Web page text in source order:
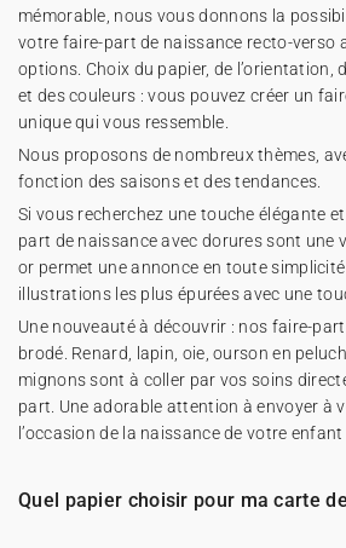
mémorable, nous vous donnons la
votre faire-part de naissance recto-verso
options. Choix du papier, de l’orientation,
et des couleurs : vous pouvez créer un
unique qui vous ressemble.
Nous proposons de nombreux thèmes,
fonction des saisons et des tendances.
Si vous recherchez une touche élégante
part de naissance avec dorures sont une
or permet une annonce en toute
illustrations les plus épurées avec une
Une nouveauté à découvrir : nos faire-
brodé. Renard, lapin, oie, ourson en
mignons sont à coller par vos soins
part. Une adorable attention à envoyer à
l’occasion de la naissance de votre enfant
Quel papier choisir pour ma carte